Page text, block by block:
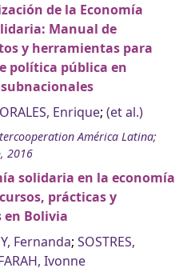
de la Economía
Manual de
y herramientas para
política pública en
Enrique; (et al.)
América Latina;
2016
solidaria en la economía
prácticas y
en Bolivia
Fernanda; SOSTRES,
Ivonne